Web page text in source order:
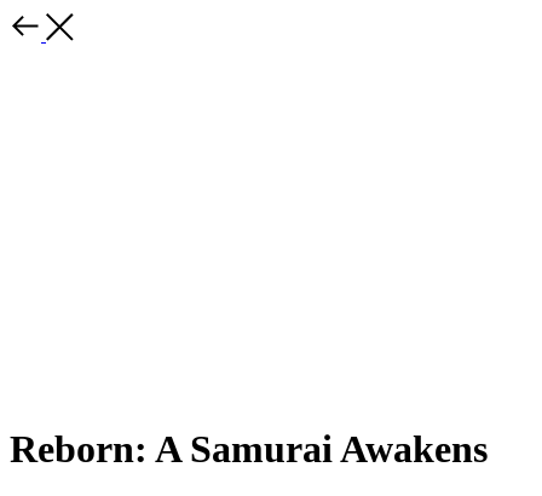
Reborn: A Samurai Awakens